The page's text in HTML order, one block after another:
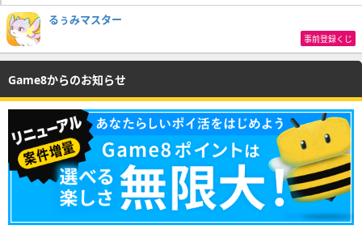
るぅみマスター
事前登録くじ
Game8からのお知らせ